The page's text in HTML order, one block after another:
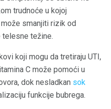
trudnoće u kojoj
smanjiti rizik od
težine.
koji mogu da tretiraju UTI,
C može pomoći u
dok nesladkan sok
funkcije bubrega.